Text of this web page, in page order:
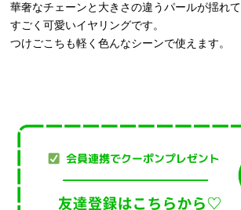
華奢なチェーンと大きさの違うパールが揺れて
すごく可愛いイヤリングです。
つけごこちも軽く色んなシーンで使えます。